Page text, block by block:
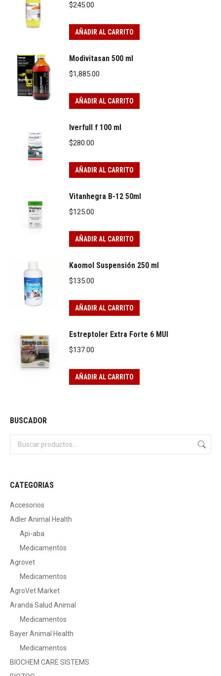
$245.00
AÑADIR AL CARRITO
Modivitasan 500 ml
$1,885.00
AÑADIR AL CARRITO
Iverfull f 100 ml
$280.00
AÑADIR AL CARRITO
Vitanhegra B-12 50ml
$125.00
AÑADIR AL CARRITO
Kaomol Suspensión 250 ml
$135.00
AÑADIR AL CARRITO
Estreptoler Extra Forte 6 MUI
$137.00
AÑADIR AL CARRITO
BUSCADOR
CATEGORIAS
Accesorios
Adler Animal Health
Api-aba
Medicamentos
Agrovet
Medicamentos
AgroVet Market
Aranda Salud Animal
Medicamentos
Bayer Animal Health
Medicamentos
BIOCHEM CARE SISTEMS